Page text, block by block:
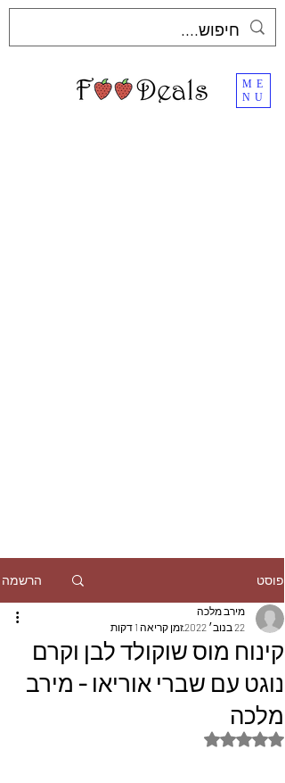
ME
NU
פוסט הרשמה
קינוח מוס שוקולד לבן וקרם
נוגט עם שברי אוריאו - מירב
מלכה
מירב מלכה
22 בנוב׳ 2022
זמן קריאה 1 דקות
דירוג של NaN מתוך 5 כוכבים